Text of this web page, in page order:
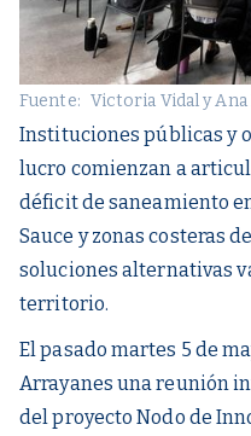
Fuente: Victoria Vidal y Ana
Instituciones públicas y
lucro comienzan a
déficit de saneamiento
Sauce y zonas costeras
soluciones alternativas
territorio.
El pasado martes 5 de
Arrayanes una reunión
del proyecto Nodo de